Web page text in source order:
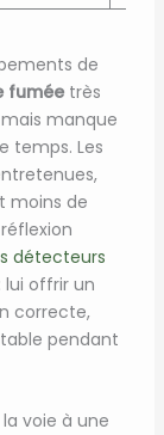
de
fuméetrès
manque
temps. Les
moins de
détecteurs
lui offrir un
correcte,
pendant
voie à une